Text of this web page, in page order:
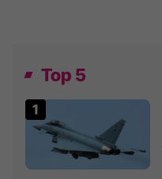
Top 5